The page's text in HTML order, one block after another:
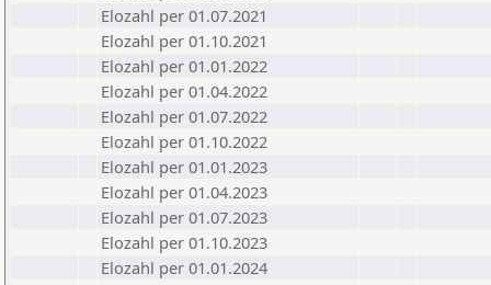
Elozahl per 01.07.2021
Elozahl per 01.10.2021
Elozahl per 01.01.2022
Elozahl per 01.04.2022
Elozahl per 01.07.2022
Elozahl per 01.10.2022
Elozahl per 01.01.2023
Elozahl per 01.04.2023
Elozahl per 01.07.2023
Elozahl per 01.10.2023
Elozahl per 01.01.2024